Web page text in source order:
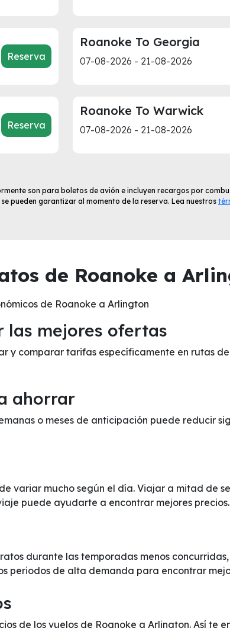
Reserva
Roanoke To Georgia
07-08-2026 - 21-08-2026
Reserva
Roanoke To Warwick
07-08-2026 - 21-08-2026
son para boletos de avión e incluyen recargos por
pueden garantizar al momento de la reserva. Lea nuestros
de Roanoke a
de Roanoke a Arlington
las mejores ofertas
y comparar tarifas específicamente en rutas
ahorrar
o meses de anticipación puede reducir
variar mucho según el día. Viajar a mitad de
puede ayudarte a encontrar mejores precios.
durante las temporadas menos
periodos de alta demanda para encontrar
de los vuelos de Roanoke a Arlington. Así te